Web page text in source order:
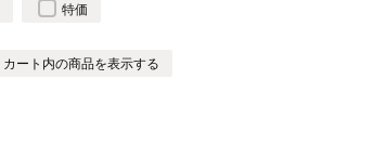
特価
カート内の商品を表示する